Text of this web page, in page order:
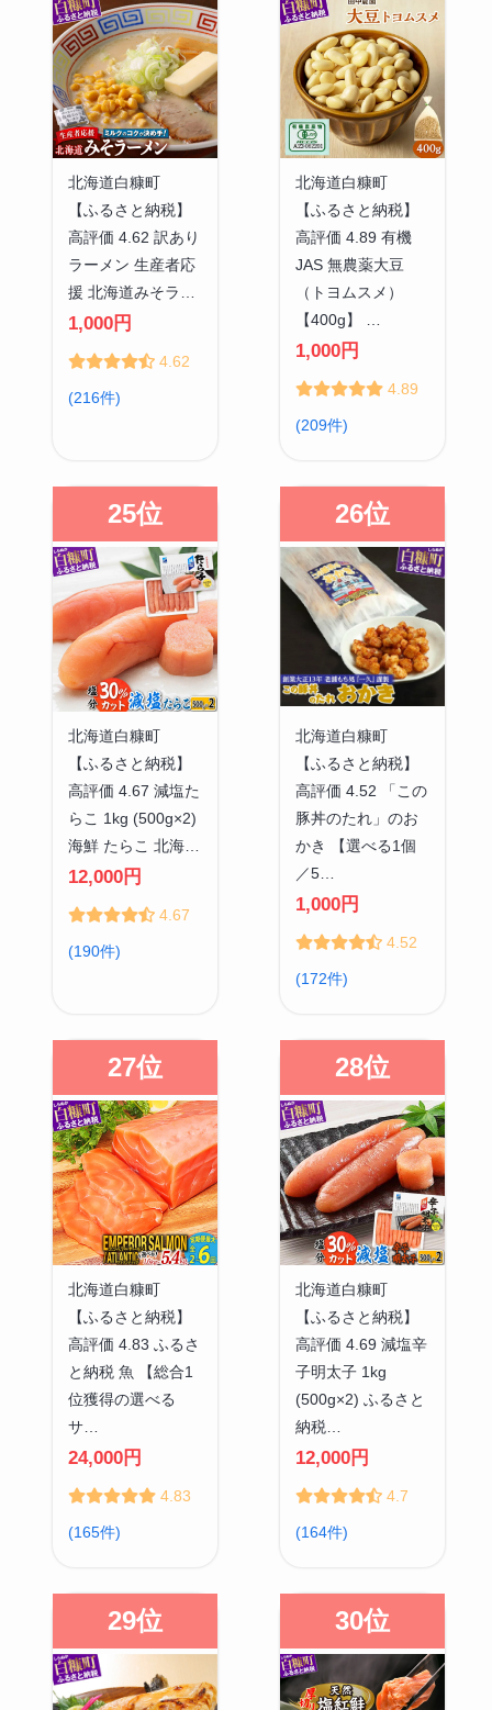
北海道白糠町
【ふるさと納税】
高評価 4.62 訳あり
ラーメン 生産者応
援 北海道みそラ…
1,000円
4.62
(216件)
北海道白糠町
【ふるさと納税】
高評価 4.89 有機
JAS 無農薬大豆
（トヨムスメ）
【400g】 …
1,000円
4.89
(209件)
25位
北海道白糠町
【ふるさと納税】
高評価 4.67 減塩た
らこ 1kg (500g×2)
海鮮 たらこ 北海…
12,000円
4.67
(190件)
26位
北海道白糠町
【ふるさと納税】
高評価 4.52 「この
豚丼のたれ」のお
かき 【選べる1個
／5…
1,000円
4.52
(172件)
27位
北海道白糠町
【ふるさと納税】
高評価 4.83 ふるさ
と納税 魚 【総合1
位獲得の選べる
サ…
24,000円
4.83
(165件)
28位
北海道白糠町
【ふるさと納税】
高評価 4.69 減塩辛
子明太子 1kg
(500g×2) ふるさと
納税…
12,000円
4.7
(164件)
29位 30位